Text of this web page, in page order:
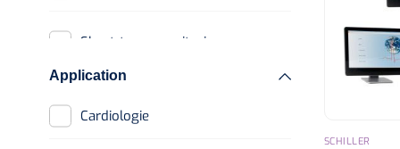
Accessoires
Short-term monitoring
Application
Cardiologie
SCHILLER